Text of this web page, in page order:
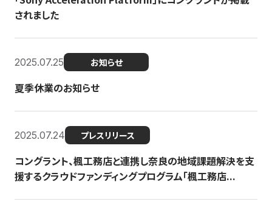
されました
2025.07.25 お知らせ
夏季休業のお知らせ
2025.07.24 プレスリリース
コングラント、楓工務店と連携し奈良の地域課題解決を支
援するクラウドファンディングプログラム「楓工務店...